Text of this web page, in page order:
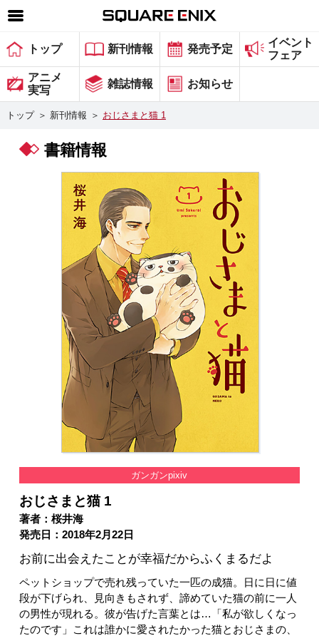
SQUARE ENIX 公式サイトメニュー
ゲーム
マガジン＆ブックス
グッズ
会社情報 採用情報
スクウェア・エニックス サイト内検索
トップ 新刊情報 発売予定
イベント
フェア
アニメ
実写
雑誌情報 お知らせ
トップ ＞ 新刊情報 ＞ おじさまと猫 1
書籍情報
ガンガンpixiv
おじさまと猫 1
著者：桜井海
発売日：2018年2月22日
お前に出会えたことが幸福だからふくまるだよ
ペットショップで売れ残っていた一匹の成猫。日に日に値
段が下げられ、見向きもされず、諦めていた猫の前に一人
の男性が現れる。彼が告げた言葉とは…「私が欲しくなっ
たのです」これは誰かに愛されたかった猫とおじさまの、